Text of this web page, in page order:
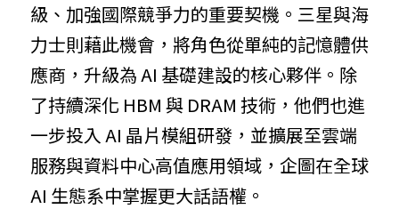
級、加強國際競爭力的重要契機。三星與海
力士則藉此機會，將角色從單純的記憶體供
應商，升級為 AI 基礎建設的核心夥伴。除
了持續深化 HBM 與 DRAM 技術，他們也進
一步投入 AI 晶片模組研發，並擴展至雲端
服務與資料中心高值應用領域，企圖在全球
AI 生態系中掌握更大話語權。